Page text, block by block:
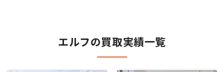
エルフの買取実績一覧